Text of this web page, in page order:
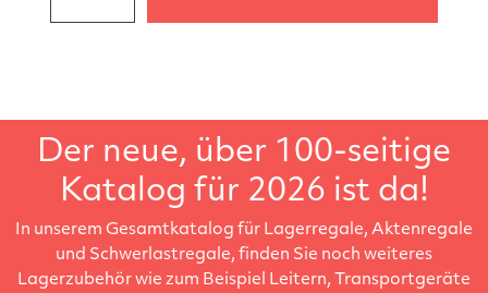
Der neue, über 100-seitige
Katalog für 2026 ist da!
In unserem Gesamtkatalog für Lagerregale, Aktenregale
und Schwerlastregale, finden Sie noch weiteres
Lagerzubehör wie zum Beispiel Leitern, Transportgeräte